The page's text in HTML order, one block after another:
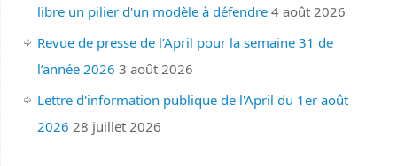
libre un pilier d'un modèle à défendre 4 août 2026
Revue de presse de l’April pour la semaine 31 de
l’année 2026 3 août 2026
Lettre d'information publique de l'April du 1er août
2026 28 juillet 2026